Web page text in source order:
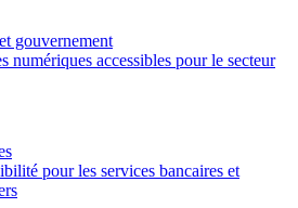
gouvernement
numériques accessibles pour le secteur
pour les services bancaires et